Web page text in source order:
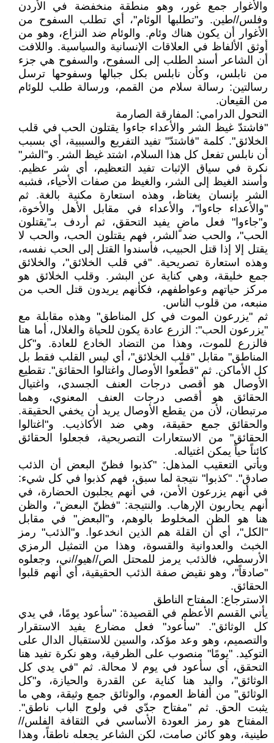
والأغوار جمع غور، وهو منطقة منخفضة في الأردن
وفلس//طين. و"تطلبها الوئام"، أي تطلب السفوح من
الأغوار أن يكون هناك وئام. والوئام ضد النزاع، وهو من
أوثق الألفاظ في العلاقات الإنسانية والسياسية. واللافت
أن الشاعر أسند الطلب إلى السفوح، والسفوح هي جزء
من نابلس، وكأن نابلس بكل جبالها وسفوحها ترسل
رسالتين: رسالة سلام من القمم، ورسالة طلب للوئام
من القيعان.
التحول الدرامي: المفارقة الصارمة
"فاشتدّ غيظ الشر والأعداء جاءوا يقتلون الحب في قلب
الخلائق". كلمة "فاشتدّ" تفيد التفريع والسببية، أي بسبب
أن نابلس تفعل كل هذا السلام، اشتد غيظ الشر. و"الشر"
نكرة في سياق الإثبات تفيد التعظيم، أي شر عظيم.
وأسند الغيظ إلى الشر، والغيظ من صفات الأحياء، فشبه
الشر بإنسان يغتاظ، وهذه استعارة مكنية بالغة. ثم
"والأعداء جاءوا"، والأعداء في مقابل الأهل والأخوة،
و"جاءوا" فعل ماضٍ يفيد التحقق، ثم أردف بـ"يقتلون
الحب"، والحب ضد الشر، فهم يقتلون الحب، والحب لا
يقتل إلا إذا قتل الحبيب، فأسندوا القتل إلى الحب نفسه،
وهذه استعارة تصريحية. "في قلب الخلائق"، والخلائق
جمع خليقة، وهي كناية عن البشر. وقلب الخلائق هو
مركز حياتهم وعواطفهم، فكأنهم يريدون قتل الحب من
منبعه، من قلوب الناس.
ثم "يزرعون الموت في كل المناطق" وهذه مقابلة مع
"يزرعون الحب": الزرع عادة يكون للحياة والغلال، أما هنا
فالزرع للموت، وهذا من التضاد الخادع للعادة. و"كل
المناطق" مقابل "قلب الخلائق"، أي ليس القلب فقط بل
كل الأماكن. ثم "قطّعوا الأوصال واغتالوا الحقائق". تقطيع
الأوصال هو أقصى درجات العنف الجسدي، واغتيال
الحقائق هو أقصى درجات العنف المعنوي، وهما
مرتبطان، لأن من يقطع الأوصال يريد أن يخفي الحقيقة.
والحقائق جمع حقيقة، وهي ضد الأكاذيب. و"اغتالوا
الحقائق" من الاستعارات التصريحية، فجعلوا الحقائق
كائناً حياً يمكن اغتياله.
ويأتي التعقيب المذهل: "كذبوا فظنّ البعض أن الذئب
صادق". "كذبوا" نتيجة لما سبق، فهم كذبوا في كل شيء:
في أنهم يزرعون الأمن، في أنهم يجلبون الحضارة، في
أنهم يحاربون الإرهاب. والنتيجة: "فظنّ البعض"، والظن
هنا هو الظن المخلوط بالوهم، و"البعض" في مقابل
"الكل"، أي أن القلة هم الذين انخدعوا. و"الذئب" رمز
الخبث والعدوانية والقسوة، وهذا من التمثيل الرمزي
الأرسطي، فالذئب يرمز للمحتل الص//هيو//ني، وجعلوه
"صادقاً"، وهو نقيض صفة الذئب الحقيقية، أي أنهم قلبوا
الحقائق.
الاسترجاع: المفتاح الناطق
يأتي القسم الأعظم في القصيدة: "سأعود يومًا، في يدي
كل الوثائق". "سأعود" فعل مضارع يفيد الاستقرار
والتصميم، وهو وعد مؤكد، والسين للاستقبال الدال على
التوكيد. "يومًا" منصوب على الظرفية، وهو نكرة تفيد هنا
التحقق، أي سأعود في يوم لا محالة. ثم "في يدي كل
الوثائق"، واليد هنا كناية عن القدرة والحيازة، و"كل
الوثائق" من ألفاظ العموم، والوثائق جمع وثيقة، وهي ما
يثبت الحق. ثم "مفتاح جدّي في ولوج الباب ناطق".
المفتاح هو رمز العودة الأساسي في الثقافة الفلس//
طينية، وهو كائن صامت، لكن الشاعر يجعله ناطقاً، وهذا